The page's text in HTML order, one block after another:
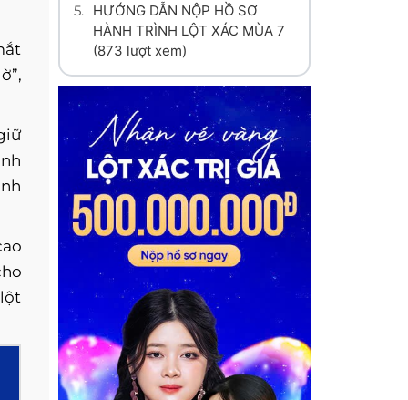
5.
HƯỚNG DẪN NỘP HỒ SƠ
HÀNH TRÌNH LỘT XÁC MÙA 7
(873 lượt xem)